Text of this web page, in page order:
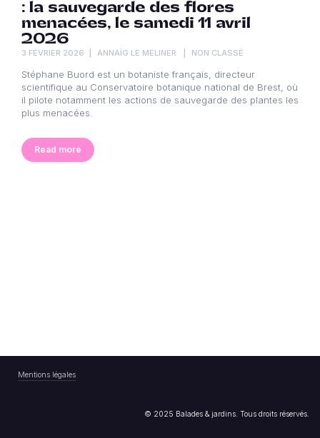
: la sauvegarde des flores
menacées, le samedi 11 avril
2026
3 FÉVRIER 2026 ANNAÏG LE MELINER NON CLASSÉ
Stéphane Buord est un botaniste français, directeur
scientifique au Conservatoire botanique national de Brest, où
il pilote notamment les actions de sauvegarde des plantes les
plus menacées.
Read more
Mentions légales
© 2025 Balades & jardins. Tous droits réservés.